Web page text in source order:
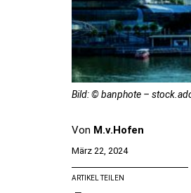
Bild: © banphote –
Von M.v.Hofen
März 22, 2024
ARTIKEL TEILEN